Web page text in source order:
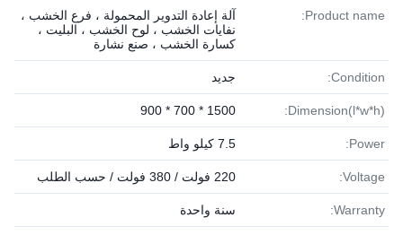
Product name:
آلة إعادة التدوير المحمولة ، فرع الخشب ،
نفايات الخشب ، لوح الخشب ، البليت ،
كسارة الخشب ، صنع نشارة
Condition: جديد
Dimension(l*w*h):
1500 * 700 * 900
Power: 7.5 كيلو واط
Voltage: 220 فولت / 380 فولت / حسب الطلب
Warranty: سنة واحدة